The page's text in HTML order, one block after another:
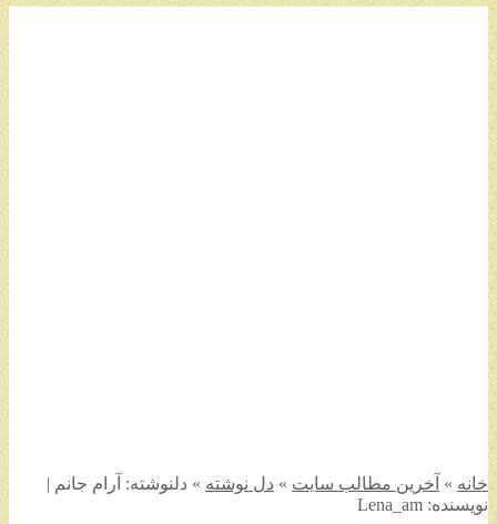
خانه » آخرین مطالب سایت » دل نوشته » دلنوشته: آرام جانم |
نویسنده: Lena_am